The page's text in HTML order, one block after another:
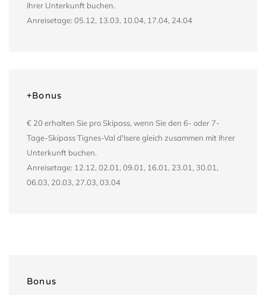
Ihrer Unterkunft buchen.
Anreisetage: 05.12, 13.03, 10.04, 17.04, 24.04
+Bonus
€ 20 erhalten Sie pro Skipass, wenn Sie den 6- oder 7-
Tage-Skipass Tignes-Val d'Isere gleich zusammen mit Ihrer
Unterkunft buchen.
Anreisetage: 12.12, 02.01, 09.01, 16.01, 23.01, 30.01,
06.03, 20.03, 27.03, 03.04
Bonus